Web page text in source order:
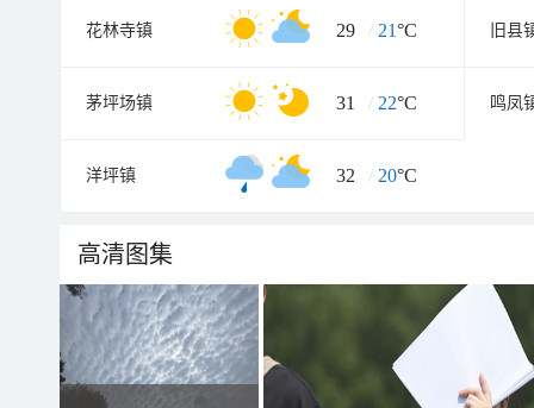
花林寺镇 29 / 21°C 旧县
茅坪场镇 31 / 22°C 鸣凤
洋坪镇 32 / 20°C
高清图集